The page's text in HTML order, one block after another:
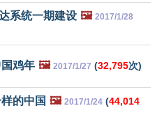
系统一期建设 🖼️ 2017/1/28
鸡年 🖼️ 2017/1/27 (32,795次)
的中国 🖼️ 2017/1/24 (44,014